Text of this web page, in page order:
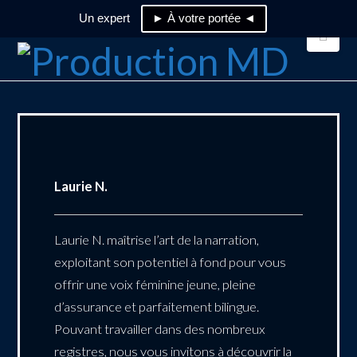
Un expert ► À votre portée ◄
Laurie N.
Laurie N. maîtrise l’art de la narration,
exploitant son potentiel à fond pour vous
offrir une voix féminine jeune, pleine
d’assurance et parfaitement bilingue.
Pouvant travailler dans des nombreux
registres, nous vous invitons à découvrir la